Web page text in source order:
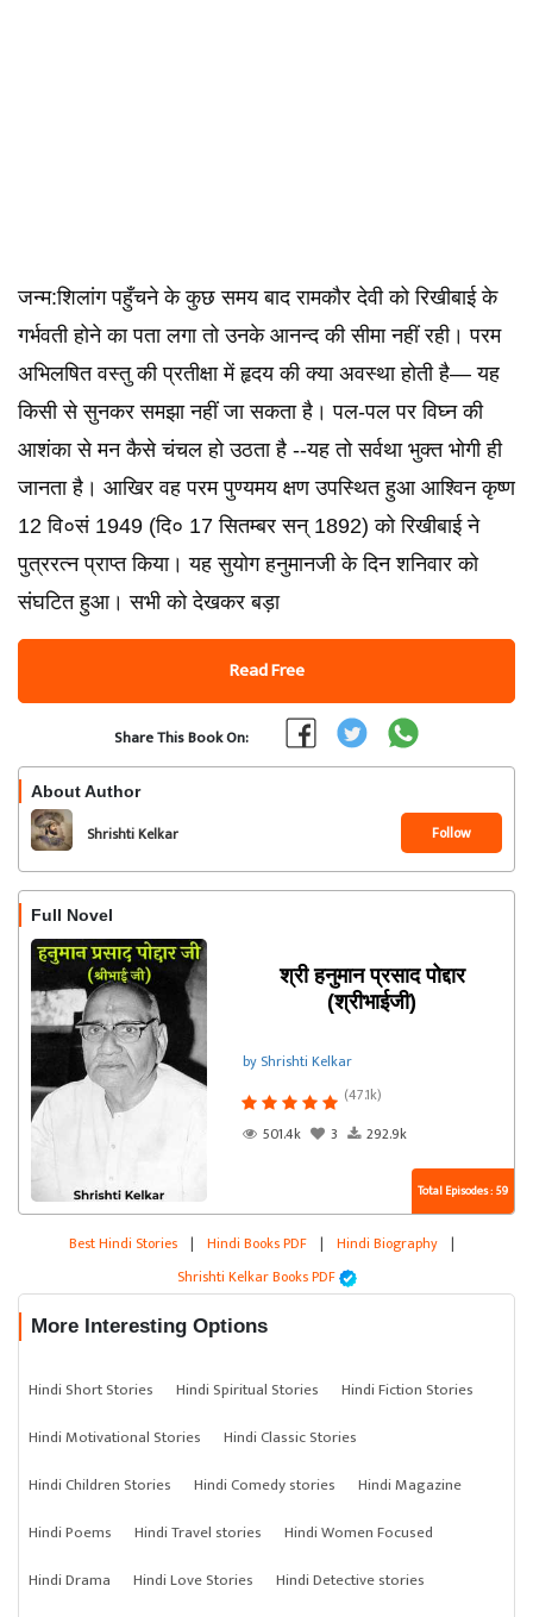
जन्म:शिलांग पहुँचने के कुछ समय बाद रामकौर देवी को रिखीबाई के
गर्भवती होने का पता लगा तो उनके आनन्द की सीमा नहीं रही। परम
अभिलषित वस्तु की प्रतीक्षा में हृदय की क्या अवस्था होती है— यह
किसी से सुनकर समझा नहीं जा सकता है। पल-पल पर विघ्न की
आशंका से मन कैसे चंचल हो उठता है --यह तो सर्वथा भुक्त भोगी ही
जानता है। आखिर वह परम पुण्यमय क्षण उपस्थित हुआ आश्विन कृष्ण
12 वि०सं 1949 (दि० 17 सितम्बर सन् 1892) को रिखीबाई ने
पुत्ररत्न प्राप्त किया। यह सुयोग हनुमानजी के दिन शनिवार को
संघटित हुआ। सभी को देखकर बड़ा
Read Free
Share This Book On:
About Author
Shrishti Kelkar Follow
Full Novel
श्री हनुमान प्रसाद पोद्दार
(श्रीभाईजी)
by Shrishti Kelkar
(47.1k)
501.4k
3 292.9k
Total Episodes : 59
Best Hindi Stories | Hindi Books PDF | Hindi Biography |
Shrishti Kelkar Books PDF
More Interesting Options
Hindi Short Stories Hindi Spiritual Stories
Hindi Fiction Stories
Hindi Motivational Stories
Hindi Classic Stories
Hindi Children Stories
Hindi Comedy stories
Hindi Magazine
Hindi Poems
Hindi Travel stories
Hindi Women Focused
Hindi Drama
Hindi Love Stories
Hindi Detective stories